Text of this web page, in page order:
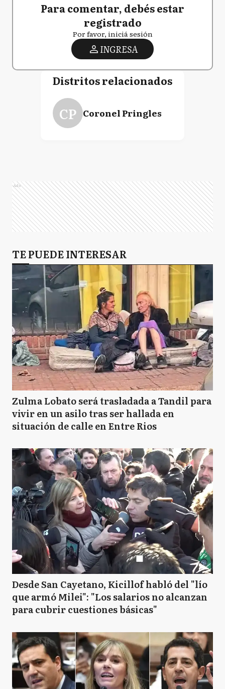
Para comentar, debés estar
registrado
Por favor, iniciá sesión
INGRESA
Distritos relacionados
CP Coronel Pringles
Ads
TE PUEDE INTERESAR
Zulma Lobato será trasladada a Tandil para
vivir en un asilo tras ser hallada en
situación de calle en Entre Rios
Desde San Cayetano, Kicillof habló del "lío
que armó Milei": "Los salarios no alcanzan
para cubrir cuestiones básicas"